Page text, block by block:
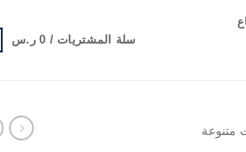
سلة المشتريات / 0 ر.س
متنوعة